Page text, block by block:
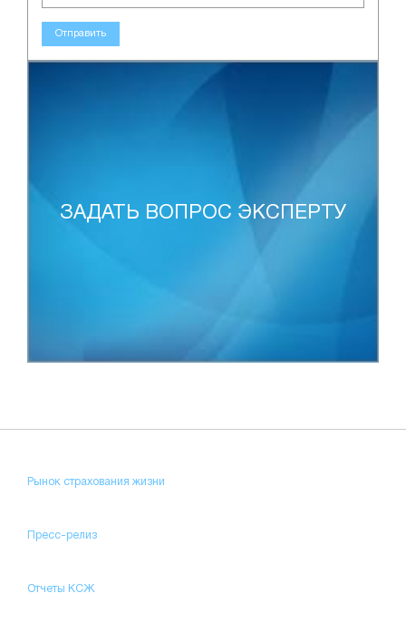
Отправить
ЗАДАТЬ ВОПРОС ЭКСПЕРТУ
Рынок страхования жизни
Пресс-релиз
Отчеты КСЖ